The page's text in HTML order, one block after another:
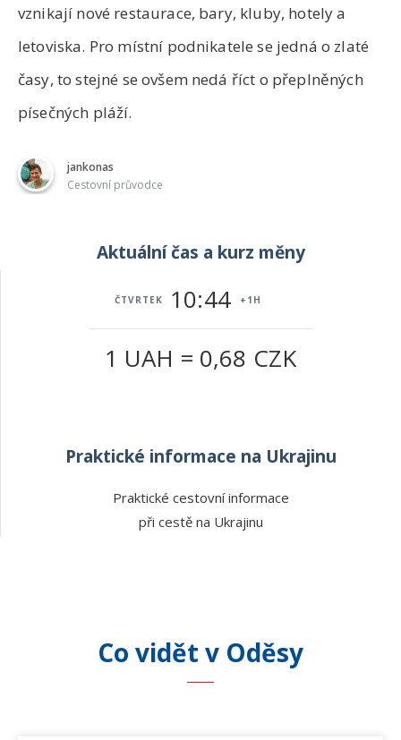
vznikají nové restaurace, bary, kluby, hotely a
letoviska. Pro místní podnikatele se jedná o zlaté
časy, to stejné se ovšem nedá říct o přeplněných
písečných pláží.
jankonas
Cestovní průvodce
Aktuální čas a kurz měny
ČTVRTEK 10:44 +1H
1 UAH = 0,68 CZK
Praktické informace na Ukrajinu
Praktické cestovní informace
při cestě na Ukrajinu
Co vidět v Oděsy